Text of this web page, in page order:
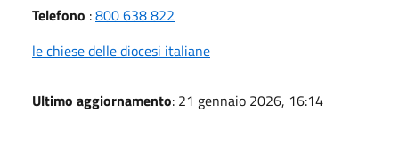
Telefono :800 638 822
le chiese delle diocesi italiane
Ultimo aggiornamento: 21 gennaio 2026, 16:14